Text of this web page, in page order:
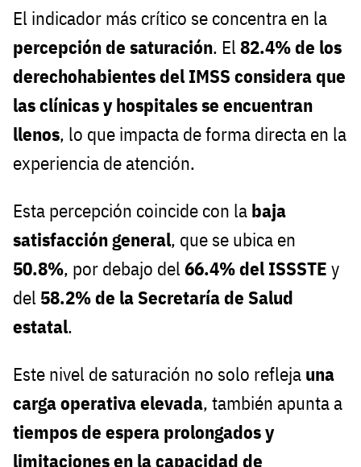
El indicador más crítico se concentra en la
percepción de saturación. El 82.4% de los
derechohabientes del IMSS considera que
las clínicas y hospitales se encuentran
llenos, lo que impacta de forma directa en la
experiencia de atención.
Esta percepción coincide con la baja
satisfacción general, que se ubica en
50.8%, por debajo del 66.4% del ISSSTE y
del 58.2% de la Secretaría de Salud
estatal.
Este nivel de saturación no solo refleja una
carga operativa elevada, también apunta a
tiempos de espera prolongados y
limitaciones en la capacidad de